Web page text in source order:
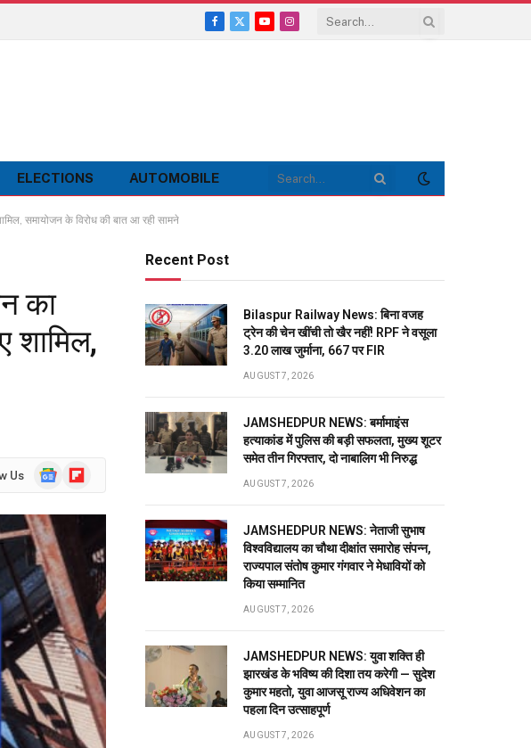
Facebook
X
YouTubeInstagram
ELECTIONS AUTOMOBILE
समायोजन के विरोध की बात आ रही सामने
का
शामिल,
Us
GoogleFlipboard
Recent Post
Bilaspur Railway News: बिना वजह
ट्रेन की चेन खींची तो खैर नहीं! RPF ने वसूला
3.20 लाख जुर्माना, 667 पर FIR
AUGUST 7, 2026
JAMSHEDPUR NEWS: बर्मामाइंस
हत्याकांड में पुलिस की बड़ी सफलता, मुख्य शूटर
समेत तीन गिरफ्तार, दो नाबालिग भी निरुद्ध
AUGUST 7, 2026
JAMSHEDPUR NEWS: नेताजी सुभाष
विश्वविद्यालय का चौथा दीक्षांत समारोह संपन्न,
राज्यपाल संतोष कुमार गंगवार ने मेधावियों को
किया सम्मानित
AUGUST 7, 2026
JAMSHEDPUR NEWS: युवा शक्ति ही
झारखंड के भविष्य की दिशा तय करेगी — सुदेश
कुमार महतो, युवा आजसू राज्य अधिवेशन का
पहला दिन उत्साहपूर्ण
AUGUST 7, 2026